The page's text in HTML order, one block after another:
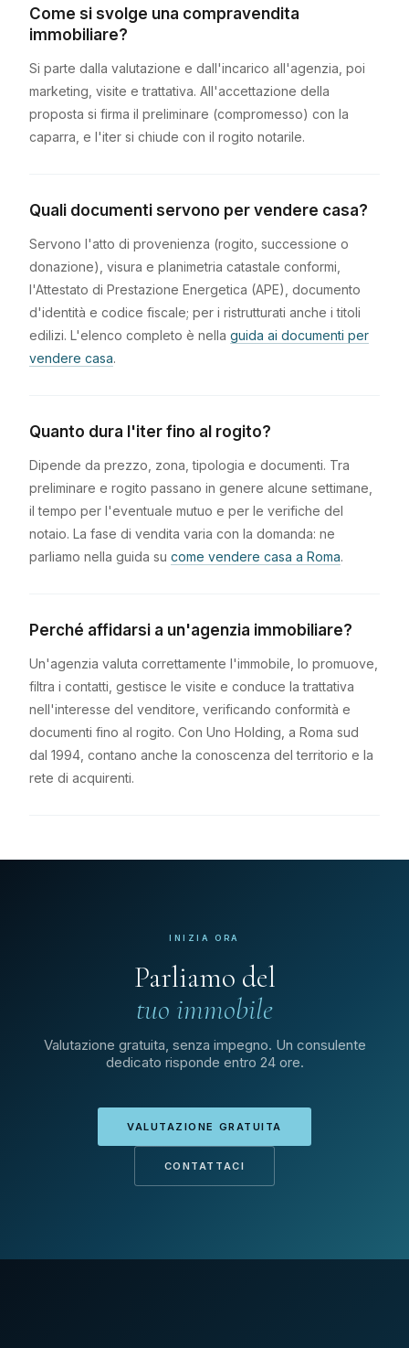
Come si svolge una compravendita
immobiliare?
Si parte dalla valutazione e dall'incarico all'agenzia, poi
marketing, visite e trattativa. All'accettazione della
proposta si firma il preliminare (compromesso) con la
caparra, e l'iter si chiude con il rogito notarile.
Quali documenti servono per vendere casa?
Servono l'atto di provenienza (rogito, successione o
donazione), visura e planimetria catastale conformi,
l'Attestato di Prestazione Energetica (APE), documento
d'identità e codice fiscale; per i ristrutturati anche i titoli
edilizi. L'elenco completo è nella guida ai documenti per
vendere casa.
Quanto dura l'iter fino al rogito?
Dipende da prezzo, zona, tipologia e documenti. Tra
preliminare e rogito passano in genere alcune settimane,
il tempo per l'eventuale mutuo e per le verifiche del
notaio. La fase di vendita varia con la domanda: ne
parliamo nella guida su come vendere casa a Roma.
Perché affidarsi a un'agenzia immobiliare?
Un'agenzia valuta correttamente l'immobile, lo promuove,
filtra i contatti, gestisce le visite e conduce la trattativa
nell'interesse del venditore, verificando conformità e
documenti fino al rogito. Con Uno Holding, a Roma sud
dal 1994, contano anche la conoscenza del territorio e la
rete di acquirenti.
INIZIA ORA
Parliamo del
tuo immobile
Valutazione gratuita, senza impegno. Un consulente
dedicato risponde entro 24 ore.
VALUTAZIONE GRATUITA
CONTATTACI